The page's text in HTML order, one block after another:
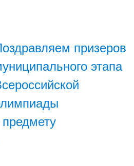
призеров
этапа